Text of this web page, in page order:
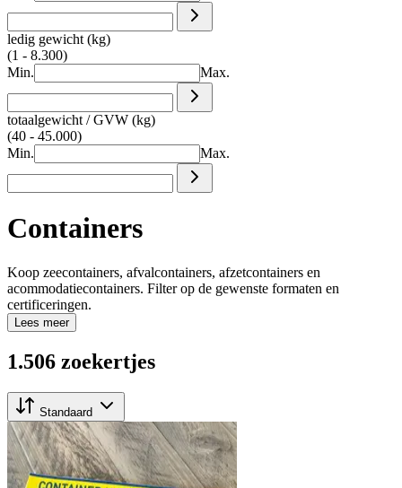
ledig gewicht (kg)
(1 - 8.300)
Min.
Max.
totaalgewicht / GVW (kg)
(40 - 45.000)
Min.
Max.
Containers
Koop zeecontainers, afvalcontainers, afzetcontainers en
acommodatiecontainers. Filter op de gewenste formaten en
certificeringen.
Lees meer
1.506 zoekertjes
Standaard